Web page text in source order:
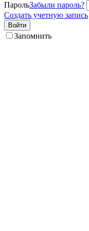
ПарольЗабыли пароль?
Создать учетную запись
Войти
Запомнить